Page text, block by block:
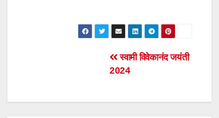
स्वामी विवेकानंद जयंती
2024